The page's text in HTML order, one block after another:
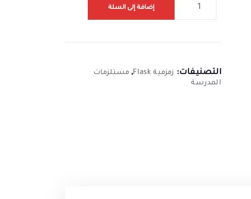
إضافة إلى السلة
التصنيفات: زمزمية Flask , مستلزمات
المدرسة